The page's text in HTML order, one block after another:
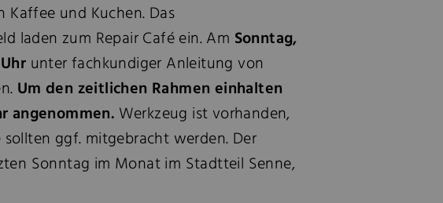
Kaffee und Kuchen. Das
laden zum Repair Café ein. Am Sonntag,
unter fachkundiger Anleitung von
Um den zeitlichen Rahmen einhalten
angenommen. Werkzeug ist vorhanden,
ggf. mitgebracht werden. Der
Sonntag im Monat im Stadtteil Senne,